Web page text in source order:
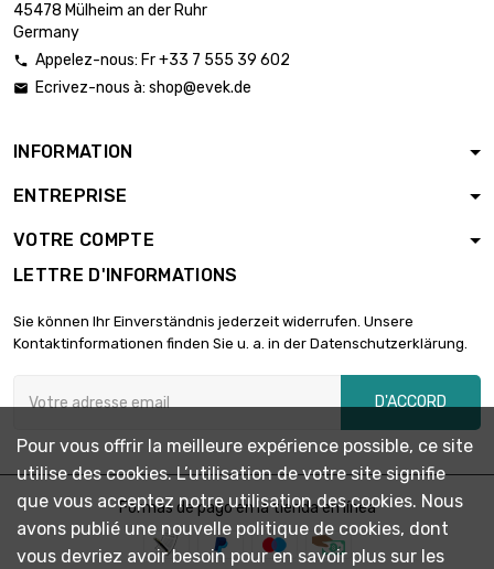
45478 Mülheim an der Ruhr
Germany
 Appelez-nous: Fr +33 7 555 39 602
 Ecrivez-nous à: shop@evek.de
INFORMATION
ENTREPRISE
VOTRE COMPTE
LETTRE D'INFORMATIONS
Sie können Ihr Einverständnis jederzeit widerrufen. Unsere
Kontaktinformationen finden Sie u. a. in der Datenschutzerklärung.
D'ACCORD
Formas de pago en la tienda en línea
Pour vous offrir la meilleure expérience possible, ce site
utilise des cookies. L’utilisation de votre site signifie
que vous acceptez notre utilisation des cookies. Nous
avons publié une nouvelle politique de cookies, dont
vous devriez avoir besoin pour en savoir plus sur les